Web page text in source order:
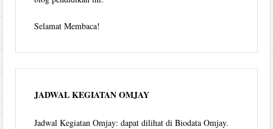
Selamat Membaca!
JADWAL KEGIATAN OMJAY
Jadwal Kegiatan Omjay: dapat dilihat di Biodata Omjay.